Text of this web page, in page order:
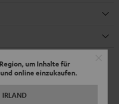
um Inhalte für
online einzukaufen.
IRLAND